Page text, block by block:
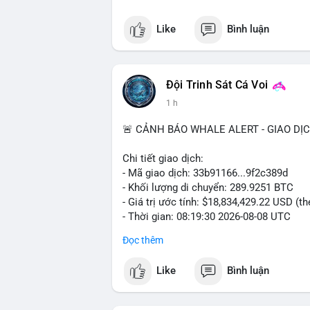
Like Bình luận
Đội Trinh Sát Cá Voi
1 h
🚨 CẢNH BÁO WHALE ALERT - GIAO
Chi tiết giao dịch:
- Mã giao dịch: 33b91166...9f2c389d
- Khối lượng di chuyển: 289.9251 BTC
- Giá trị ước tính: $18,834,429.22 USD
- Thời gian: 08:19:30 2026-08-08 UTC
Nhận định phân tích:
chưa xác nhận cho thấy dấu hiệu của
mục. Với mức giá hiện tại, động thái
Đọc thêm
Like Bình luận